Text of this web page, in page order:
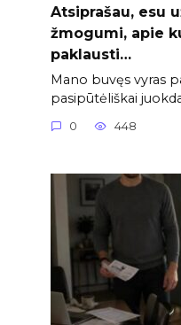
Atsiprašau, esu
žmogumi, apie
paklausti…
Mano buvęs vyras
pasipūtėliškai
0 448